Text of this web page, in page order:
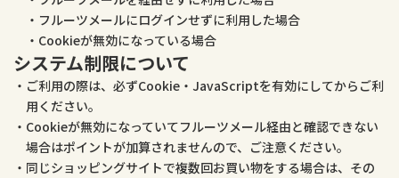
フルーツメールにログインせずに利用した場合
Cookieが無効になっている場合
システム制限について
ご利用の際は、必ずCookie・JavaScriptを有効にしてからご利
用ください。
Cookieが無効になっていてフルーツメール経由と確認できない
場合はポイントが加算されませんので、ご注意ください。
同じショッピングサイトで複数回お買い物をする場合は、その